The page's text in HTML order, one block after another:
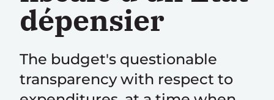
dépensier
The budget's questionable
transparency with respect to